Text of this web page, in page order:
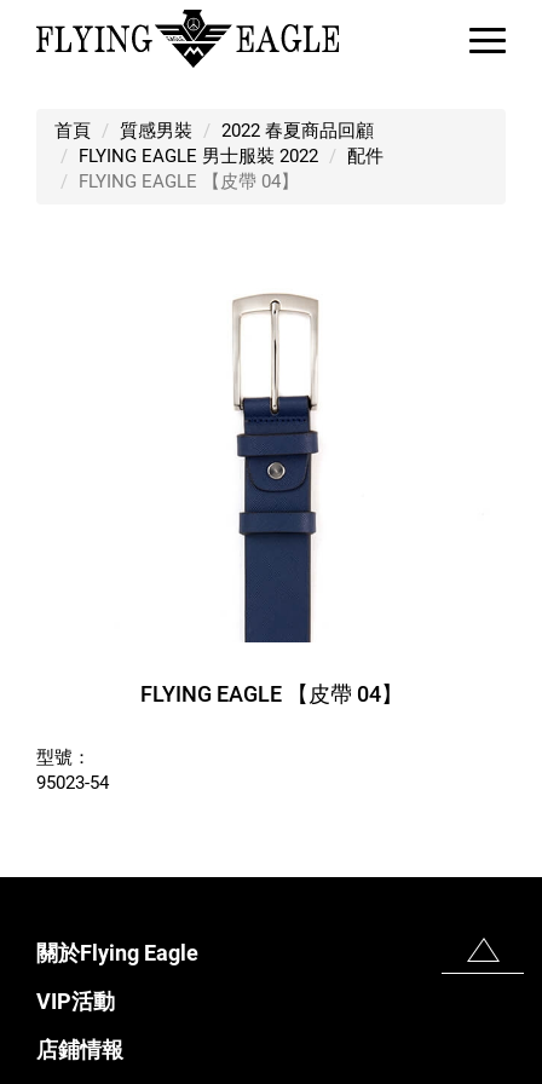
首頁 質感男裝
2022 春夏商品回顧
FLYING EAGLE 男士服裝 2022
配件
FLYING EAGLE 【皮帶 04】
FLYING EAGLE 【皮帶 04】
型號：
95023-54
關於Flying Eagle
VIP活動
店鋪情報